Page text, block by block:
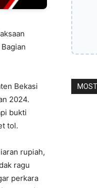
Bekasi
2024.
bukti
tol.
rupiah,
ragu
perkara